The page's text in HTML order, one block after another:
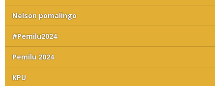
Nelson pomalingo
#Pemilu2024
Pemilu 2024
KPU